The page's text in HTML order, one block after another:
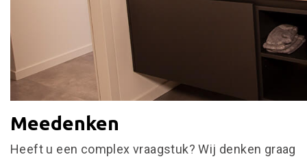
Meedenken
Heeft u een complex vraagstuk? Wij denken graag